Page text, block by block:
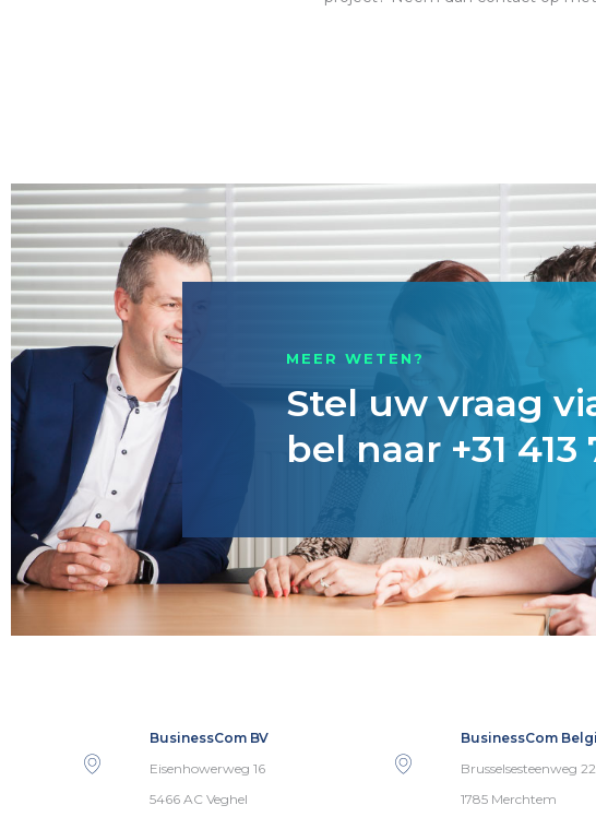
MEER WETEN?
Stel uw vraag
bel naar +31 413
BusinessCom BV
Eisenhowerweg 16
5466 AC Veghel
BusinessCom
Brusselsesteenweg
1785 Merchtem